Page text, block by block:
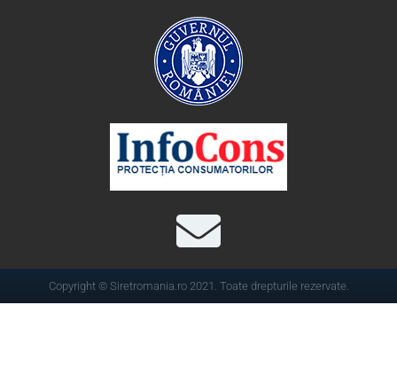
Copyright © Siretromania.ro 2021. Toate drepturile rezervate.